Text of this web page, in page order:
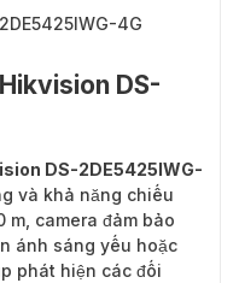
4G
DS-
DS-2DE5425IWG-
và khả năng chiếu
m, camera đảm bảo
ánh sáng yếu hoặc
phát hiện các đối